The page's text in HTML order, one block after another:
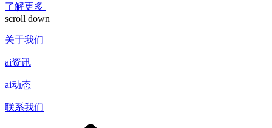
了解更多
scroll down
关于我们
ai资讯
ai动态
联系我们